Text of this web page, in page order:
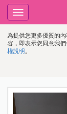
為提供您更多優質的
容，即表示您同意我
權說明 。
Toggle
navigation